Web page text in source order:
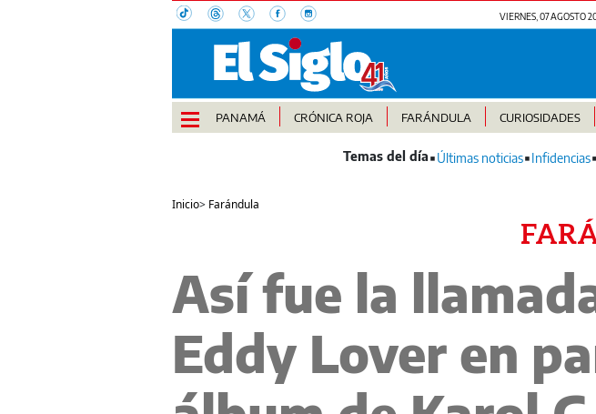
VIERNES, 07 AGOSTO
PANAMÁ CRÓNICA ROJA FARÁNDULA CURIOSIDADES
Últimas noticias Infidencias
Inicio> Farándula
Así fue la
Eddy Lover en